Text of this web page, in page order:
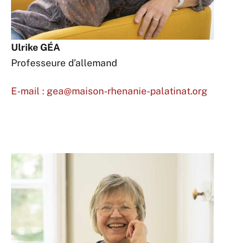
Ulrike GÉA
Professeure d’allemand
E-mail : gea@maison-rhenanie-palatinat.org